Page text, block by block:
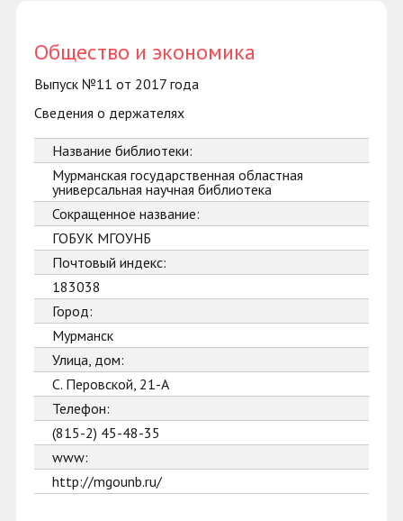
Общество и экономика
Выпуск №11 от 2017 года
Сведения о держателях
Название библиотеки:
Мурманская государственная областная
универсальная научная библиотека
Сокращенное название:
ГОБУК МГОУНБ
Почтовый индекс:
183038
Город:
Мурманск
Улица, дом:
С. Перовской, 21-А
Телефон:
(815-2) 45-48-35
www:
http://mgounb.ru/